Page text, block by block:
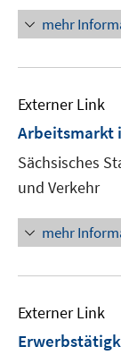
mehr
Externer Link
Arbeitsmarkt
Sächsisches
und Verkehr
mehr
Externer Link